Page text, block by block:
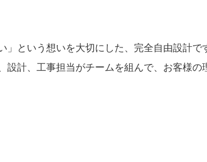
という想いを大切にした、完全自由設計
計、工事担当がチームを組んで、お客様